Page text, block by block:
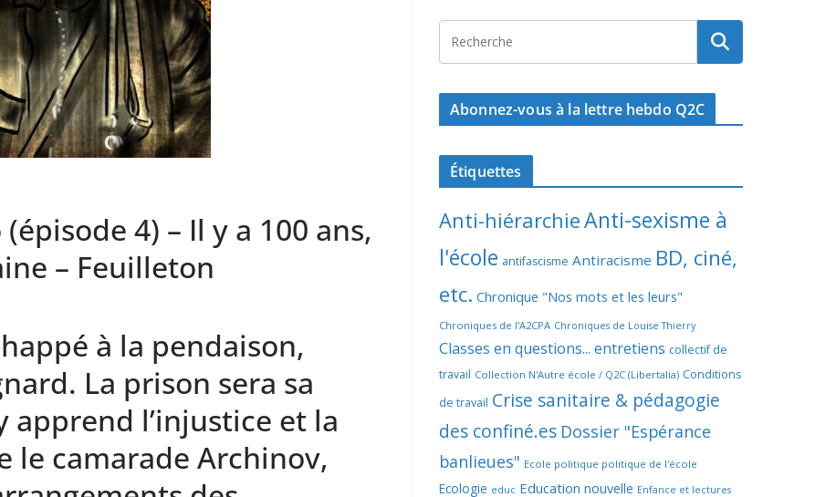
4) – Il y a 100 ans,
– Feuilleton
à la pendaison,
La prison sera sa
l’injustice et la
le camarade Archinov,
Abonnez-vous à la lettre hebdo Q2C
Étiquettes
Anti-hiérarchieAnti-sexisme à
l'école antifascisme Antiracisme BD, ciné,
etc. Chronique "Nos mots et les leurs"
Chroniques de l'A2CPA Chroniques de Louise Thierry
Classes en questions... entretiens collectif de
travail Collection N'Autre école / Q2C (Libertalia) Conditions
de travail Crise sanitaire & pédagogie
des confiné.es Dossier "Espérance
banlieues" Ecole politique politique de l'école
Ecologie educ Education nouvelle Enfance et lectures